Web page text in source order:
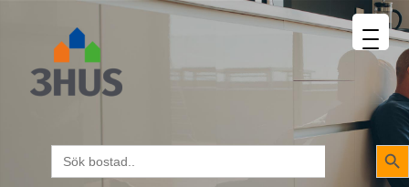
Sök
efter:
MENU